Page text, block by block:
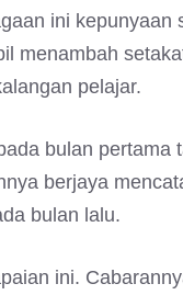
ini
menambah
pelajar.
bulan pertama
berjaya
bulan lalu.
ini.